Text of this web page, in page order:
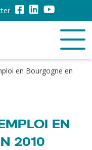
en Bourgogne en
EN
2010